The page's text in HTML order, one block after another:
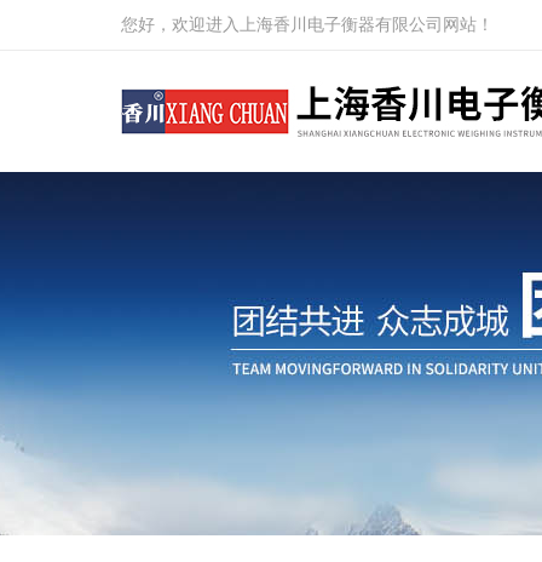
您好，欢迎进入上海香川电子衡器有限公司网站！